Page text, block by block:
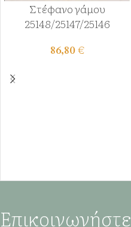
Στέφανο γάμου
25148/25147/25146
86,80€
Επικοινωνήστε